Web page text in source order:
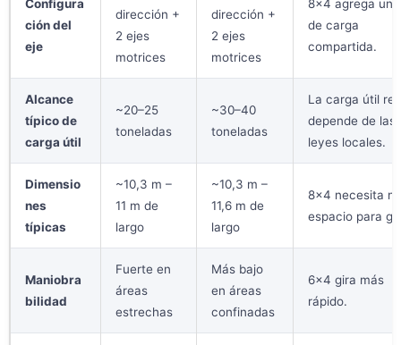
Configura
ción del
eje
dirección +
2 ejes
motrices
dirección +
2 ejes
motrices
8×4 agrega un
de carga
compartida.
Alcance
típico de
carga útil
~20–25
toneladas
~30–40
toneladas
La carga útil
depende de las
leyes locales.
Dimensio
nes
típicas
~10,3 m –
11 m de
largo
~10,3 m –
11,6 m de
largo
8×4 necesita
espacio para
Maniobra
bilidad
Fuerte en
áreas
estrechas
Más bajo
en áreas
confinadas
6×4 gira más
rápido.